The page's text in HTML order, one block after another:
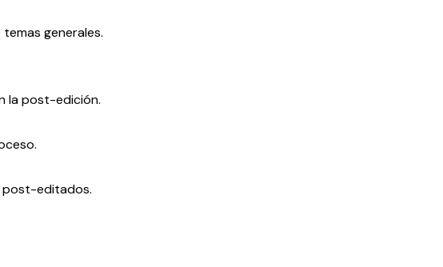
generales.
la post-edición.
post-editados.